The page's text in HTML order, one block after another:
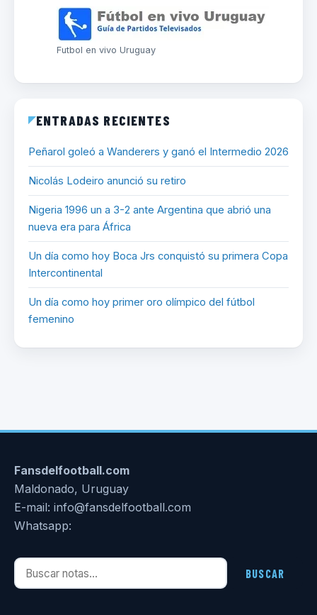
Futbol en vivo Uruguay
ENTRADAS RECIENTES
Peñarol goleó a Wanderers y ganó el Intermedio 2026
Nicolás Lodeiro anunció su retiro
Nigeria 1996 un a 3-2 ante Argentina que abrió una
nueva era para África
Un día como hoy Boca Jrs conquistó su primera Copa
Intercontinental
Un día como hoy primer oro olímpico del fútbol
femenino
Fansdelfootball.com
Maldonado, Uruguay
E-mail: info@fansdelfootball.com
Whatsapp:
Buscar notas BUSCAR